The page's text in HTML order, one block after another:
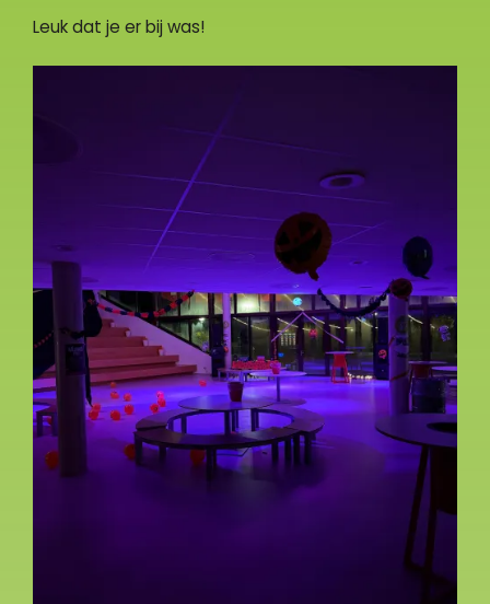
Leuk dat je er bij was!